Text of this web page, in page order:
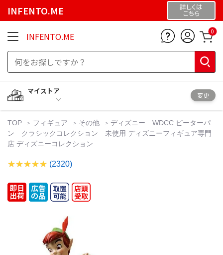
INFENTO.ME 詳しくは
こちら
INFENTO.ME 0
マイストア
変更
TOP フィギュア その他
ディズニー WDCC ピーターパ
ン クラシックコレクション 未使用 ディズニーフィギュア専門
店 ディズニーコレクション
(2320)